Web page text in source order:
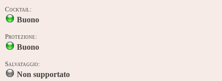
Cocktail:
Buono
Protezione:
Buono
Salvataggio:
Non supportato